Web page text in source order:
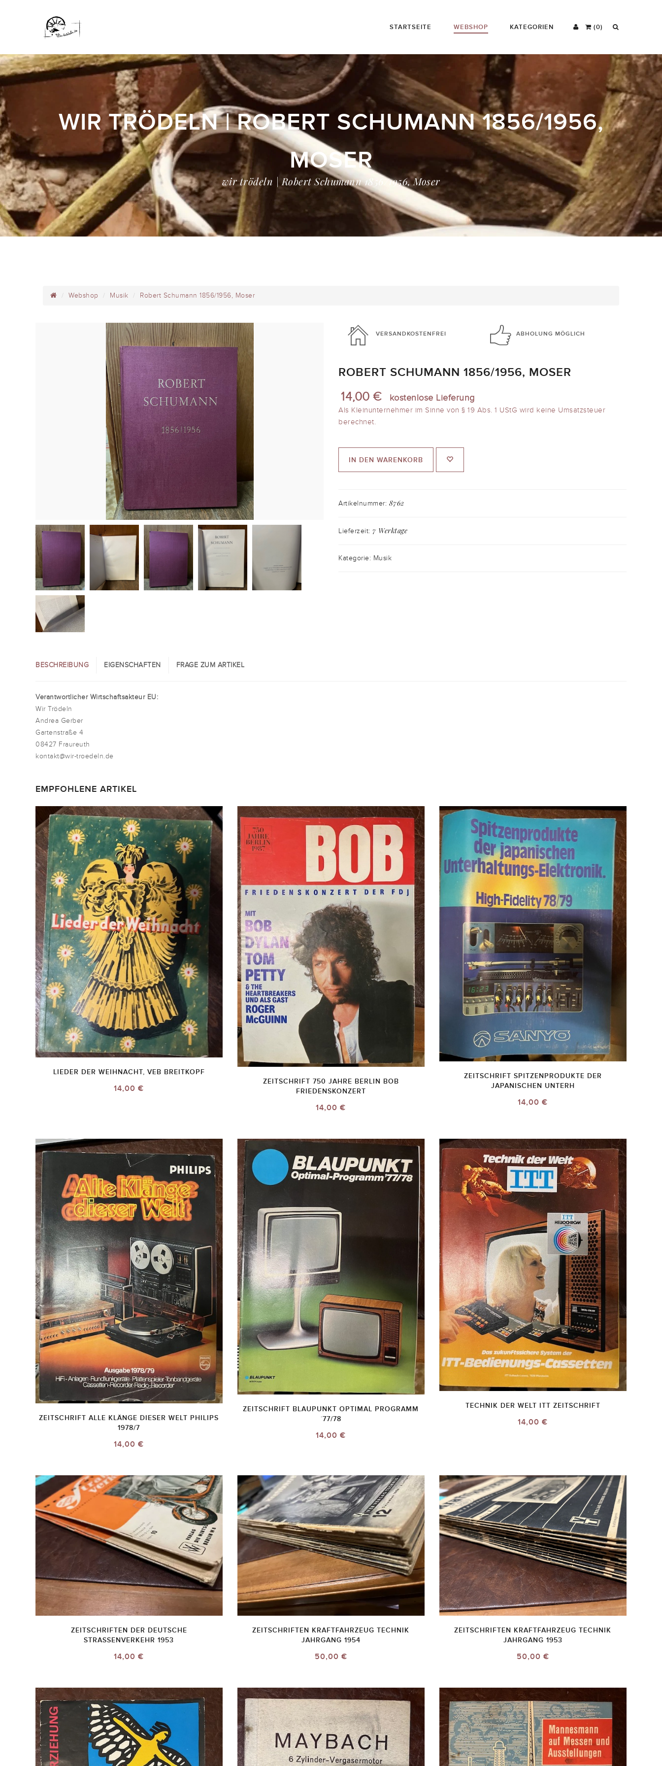
(0)
STARTSEITE WEBSHOP KATEGORIEN
WIR TRÖDELN | ROBERT SCHUMANN 1856/1956,
MOSER
wir trödeln | Robert Schumann 1856/1956, Moser
Webshop Musik Robert Schumann 1856/1956, Moser
VERSANDKOSTENFREI ABHOLUNG MÖGLICH
ROBERT SCHUMANN 1856/1956, MOSER
14,00 € kostenlose Lieferung
Als Kleinunternehmer im Sinne von § 19 Abs. 1 UStG wird keine Umsatzsteuer
berechnet.
IN DEN WARENKORB
Artikelnummer: 8762
Lieferzeit: 7 Werktage
Kategorie: Musik
BESCHREIBUNG EIGENSCHAFTEN FRAGE ZUM ARTIKEL
Verantwortlicher Wirtschaftsakteur EU:
Wir Trödeln
Andrea Gerber
Gartenstraße 4
08427 Fraureuth
kontakt@wir-troedeln.de
EMPFOHLENE ARTIKEL
LIEDER DER WEIHNACHT, VEB BREITKOPF
14,00 €
ZEITSCHRIFT 750 JAHRE BERLIN BOB
FRIEDENSKONZERT
14,00 €
ZEITSCHRIFT SPITZENPRODUKTE DER
JAPANISCHEN UNTERH
14,00 €
ZEITSCHRIFT ALLE KLÄNGE DIESER WELT PHILIPS
1978/7
14,00 €
ZEITSCHRIFT BLAUPUNKT OPTIMAL PROGRAMM
`77/78
14,00 €
TECHNIK DER WELT ITT ZEITSCHRIFT
14,00 €
ZEITSCHRIFTEN DER DEUTSCHE
STRASSENVERKEHR 1953
14,00 €
ZEITSCHRIFTEN KRAFTFAHRZEUG TECHNIK
JAHRGANG 1954
50,00 €
ZEITSCHRIFTEN KRAFTFAHRZEUG TECHNIK
JAHRGANG 1953
50,00 €